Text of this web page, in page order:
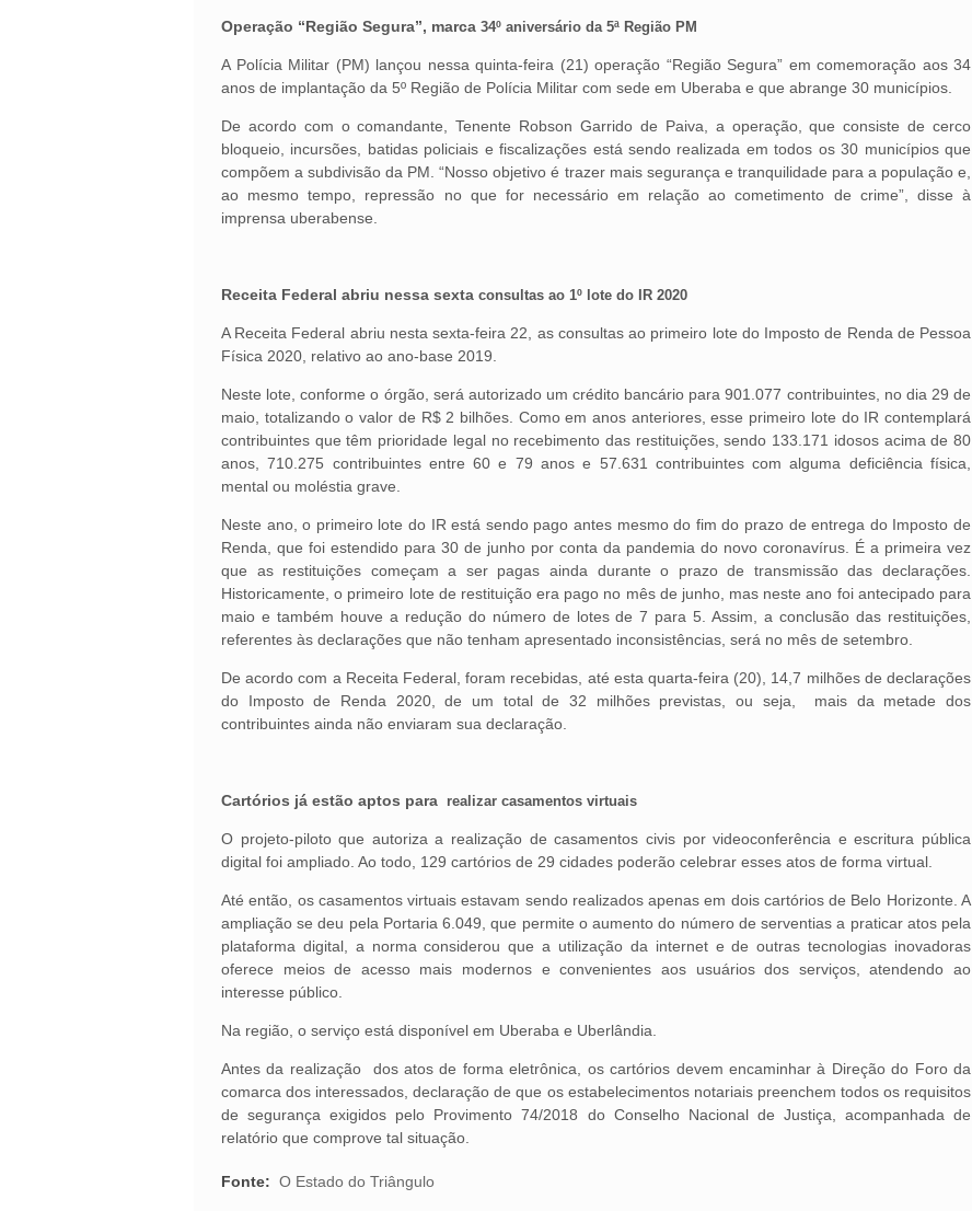
Operação “Região Segura”, marca 34º aniversário da 5ª Região PM
A Polícia Militar (PM) lançou nessa quinta-feira (21) operação “Região Segura” em comemoração aos 34
anos de implantação da 5º Região de Polícia Militar com sede em Uberaba e que abrange 30 municípios.
De acordo com o comandante, Tenente Robson Garrido de Paiva, a operação, que consiste de cerco
bloqueio, incursões, batidas policiais e fiscalizações está sendo realizada em todos os 30 municípios que
compõem a subdivisão da PM. “Nosso objetivo é trazer mais segurança e tranquilidade para a população e,
ao mesmo tempo, repressão no que for necessário em relação ao cometimento de crime”, disse à
imprensa uberabense.
Receita Federal abriu nessa sexta consultas ao 1º lote do IR 2020
A Receita Federal abriu nesta sexta-feira 22, as consultas ao primeiro lote do Imposto de Renda de Pessoa
Física 2020, relativo ao ano-base 2019.
Neste lote, conforme o órgão, será autorizado um crédito bancário para 901.077 contribuintes, no dia 29 de
maio, totalizando o valor de R$ 2 bilhões. Como em anos anteriores, esse primeiro lote do IR contemplará
contribuintes que têm prioridade legal no recebimento das restituições, sendo 133.171 idosos acima de 80
anos, 710.275 contribuintes entre 60 e 79 anos e 57.631 contribuintes com alguma deficiência física,
mental ou moléstia grave.
Neste ano, o primeiro lote do IR está sendo pago antes mesmo do fim do prazo de entrega do Imposto de
Renda, que foi estendido para 30 de junho por conta da pandemia do novo coronavírus. É a primeira vez
que as restituições começam a ser pagas ainda durante o prazo de transmissão das declarações.
Historicamente, o primeiro lote de restituição era pago no mês de junho, mas neste ano foi antecipado para
maio e também houve a redução do número de lotes de 7 para 5. Assim, a conclusão das restituições,
referentes às declarações que não tenham apresentado inconsistências, será no mês de setembro.
De acordo com a Receita Federal, foram recebidas, até esta quarta-feira (20), 14,7 milhões de declarações
do Imposto de Renda 2020, de um total de 32 milhões previstas, ou seja, mais da metade dos
contribuintes ainda não enviaram sua declaração.
Cartórios já estão aptos para realizar casamentos virtuais
O projeto-piloto que autoriza a realização de casamentos civis por videoconferência e escritura pública
digital foi ampliado. Ao todo, 129 cartórios de 29 cidades poderão celebrar esses atos de forma virtual.
Até então, os casamentos virtuais estavam sendo realizados apenas em dois cartórios de Belo Horizonte. A
ampliação se deu pela Portaria 6.049, que permite o aumento do número de serventias a praticar atos pela
plataforma digital, a norma considerou que a utilização da internet e de outras tecnologias inovadoras
oferece meios de acesso mais modernos e convenientes aos usuários dos serviços, atendendo ao
interesse público.
Na região, o serviço está disponível em Uberaba e Uberlândia.
Antes da realização dos atos de forma eletrônica, os cartórios devem encaminhar à Direção do Foro da
comarca dos interessados, declaração de que os estabelecimentos notariais preenchem todos os requisitos
de segurança exigidos pelo Provimento 74/2018 do Conselho Nacional de Justiça, acompanhada de
relatório que comprove tal situação.
Fonte: O Estado do Triângulo